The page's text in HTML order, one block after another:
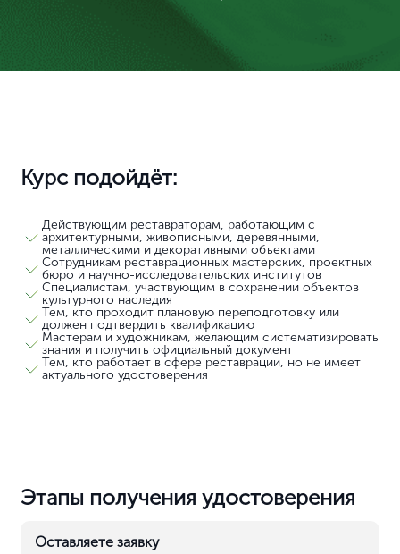
Курс подойдёт:
Действующим реставраторам, работающим с
архитектурными, живописными, деревянными,
металлическими и декоративными объектами
Сотрудникам реставрационных мастерских, проектных
бюро и научно-исследовательских институтов
Специалистам, участвующим в сохранении объектов
культурного наследия
Тем, кто проходит плановую переподготовку или
должен подтвердить квалификацию
Мастерам и художникам, желающим систематизировать
знания и получить официальный документ
Тем, кто работает в сфере реставрации, но не имеет
актуального удостоверения
Этапы получения удостоверения
Оставляете заявку